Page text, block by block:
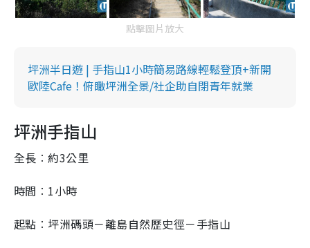
點擊圖片放大
坪洲半日遊 | 手指山1小時簡易路線輕鬆登頂+新開
歐陸Cafe！俯瞰坪洲全景/社企助自閉青年就業
坪洲手指山
全長︰約3公里
時間︰1小時
起點︰坪洲碼頭－離島自然歷史徑－手指山